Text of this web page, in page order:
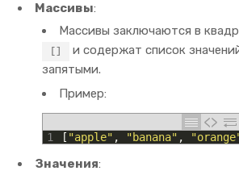
Массивы:
Массивы заключаются в
и содержат список
запятыми.
Пример:
1
[ "apple" , "banana" ,
Значения: